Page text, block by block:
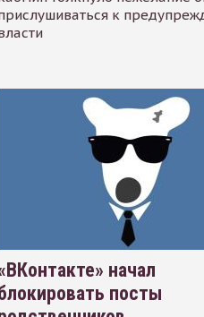
к
начал
посты